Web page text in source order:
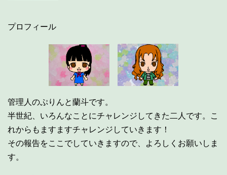
プロフィール
管理人のぷりんと蘭斗です。
半世紀、いろんなことにチャレンジしてきた二人です。こ
れからもますますチャレンジしていきます！
その報告をここでしていきますので、よろしくお願いしま
す。